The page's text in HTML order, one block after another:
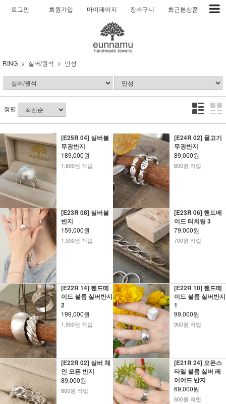
로그인 회원가입 마이페이지 장바구니 최근본상품
RING 실버/원석 민성
정렬
[E25R 04] 실버볼
무광반지
189,000원
1,800원 적립
[E24R 02] 물고기
무광반지
89,000원
800원 적립
[E23R 08] 실버볼
반지
159,000원
1,500원 적립
[E23R 06] 핸드메
이드 터치링 3
79,000원
700원 적립
[E22R 14] 핸드메
이드 볼륨 실버반지
2
199,000원
1,900원 적립
[E22R 10] 핸드메
이드 볼륨 실버반지
1
99,000원
900원 적립
[E22R 02] 실버 체
인 오픈 반지
89,000원
800원 적립
[E21R 24] 오픈스
타일 볼륨 실버 레
이어드 반지
69,000원
600원 적립